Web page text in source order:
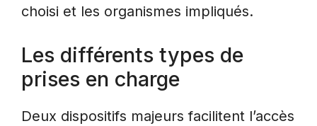
choisi et les organismes impliqués.
Les différents types de
prises en charge
Deux dispositifs majeurs facilitent l’accès